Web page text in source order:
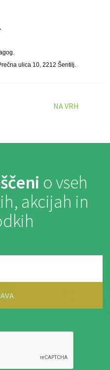
ulica 10, 2212 Šentilj.
NA VRH
o vseh
akcijah in